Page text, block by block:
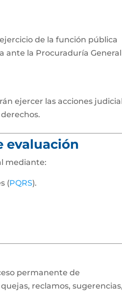
de la función pública
ante la Procuraduría
ejercer las acciones
evaluación
mediante:
(PQRS).
permanente de
reclamos,